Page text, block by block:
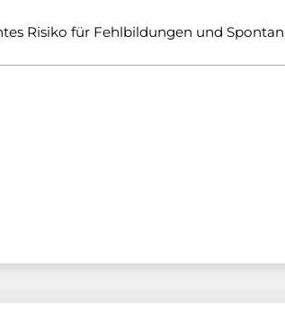
Risiko für Fehlbildungen und